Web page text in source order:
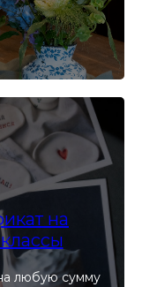
на
любую сумму